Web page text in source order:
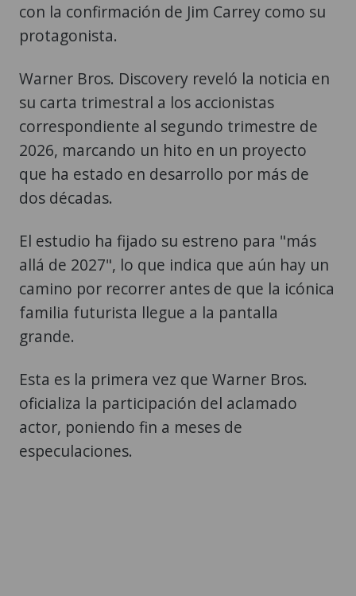
con la confirmación de Jim Carrey como su
protagonista.
Warner Bros. Discovery reveló la noticia en
su carta trimestral a los accionistas
correspondiente al segundo trimestre de
2026, marcando un hito en un proyecto
que ha estado en desarrollo por más de
dos décadas.
El estudio ha fijado su estreno para "más
allá de 2027", lo que indica que aún hay un
camino por recorrer antes de que la icónica
familia futurista llegue a la pantalla
grande.
Esta es la primera vez que Warner Bros.
oficializa la participación del aclamado
actor, poniendo fin a meses de
especulaciones.